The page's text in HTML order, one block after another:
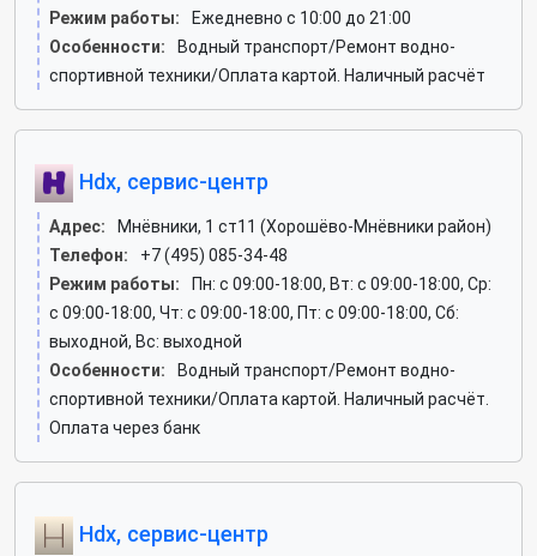
Режим работы:
Ежедневно с 10:00 до 21:00
Особенности:
Водный транспорт/Ремонт водно-
спортивной техники/Оплата картой. Наличный расчёт
Hdx, сервис-центр
Адрес:
Мнёвники, 1 ст11 (Хорошёво-Мнёвники район)
Телефон:
+7 (495) 085-34-48
Режим работы:
Пн: c 09:00-18:00, Вт: c 09:00-18:00, Ср:
c 09:00-18:00, Чт: c 09:00-18:00, Пт: c 09:00-18:00, Сб:
выходной, Вс: выходной
Особенности:
Водный транспорт/Ремонт водно-
спортивной техники/Оплата картой. Наличный расчёт.
Оплата через банк
Hdx, сервис-центр